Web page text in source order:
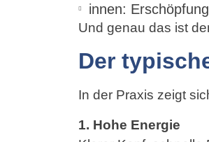
innen:
Und genau das ist
Der
In der Praxis zeigt
1. Hohe Energie